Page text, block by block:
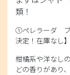
類！
①ペレラーダ ブ
決定！在庫なし】
柑橘系や洋なし
どの香りがあり